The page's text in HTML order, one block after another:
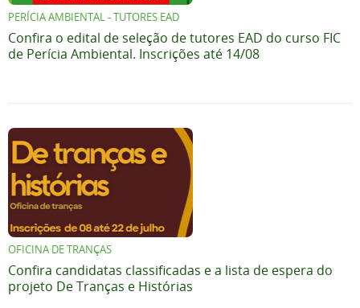
PERÍCIA AMBIENTAL - TUTORES EAD
Confira o edital de seleção de tutores EAD do curso FIC
de Perícia Ambiental. Inscrições até 14/08
OFICINA DE TRANÇAS
Confira candidatas classificadas e a lista de espera do
projeto De Tranças e Histórias